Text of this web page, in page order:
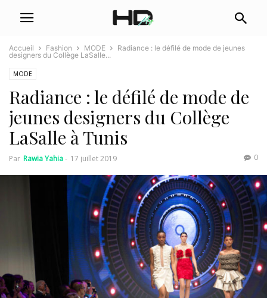
Accueil Fashion MODE
Radiance : le défilé de mode de jeunes
designers du Collège LaSalle...
MODE
Radiance : le défilé de mode de
jeunes designers du Collège
LaSalle à Tunis
Par Rawia Yahia- 17 juillet 2019 0